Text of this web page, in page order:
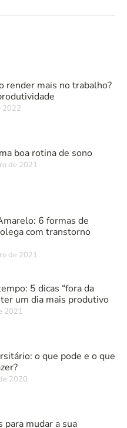
render mais no trabalho?
2022
boa rotina de sono
de 2021
6 formas de
com transtorno
de 2021
5 dicas “fora da
ter um dia mais produtivo
2021
o que pode e o que
2020
para mudar a sua